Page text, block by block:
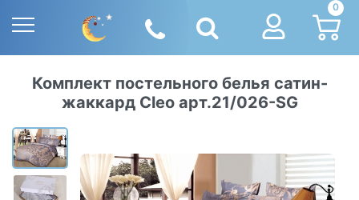
0
Комплект постельного белья сатин-
жаккард Cleo арт.21/026-SG